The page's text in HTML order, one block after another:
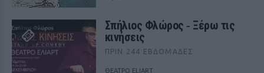
Σπήλιος Φλώρος ‑ Ξέρω τις
κινήσεις
ΠΡΙΝ 244 ΕΒΔΟΜΆΔΕΣ
ΘΕΑΤΡΟ ELIART